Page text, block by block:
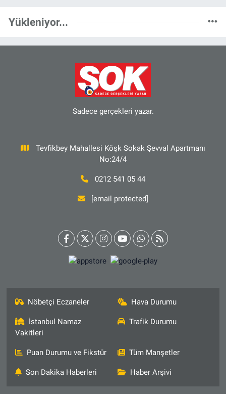
Yükleniyor...
Sadece gerçekleri yazar.
Tevfikbey Mahallesi Köşk Sokak Şevval Apartmanı
No:24/4
0212 541 05 44
[email protected]
Nöbetçi Eczaneler Hava Durumu
İstanbul Namaz
Vakitleri
Trafik Durumu
Puan Durumu ve Fikstür Tüm Manşetler
Son Dakika Haberleri Haber Arşivi